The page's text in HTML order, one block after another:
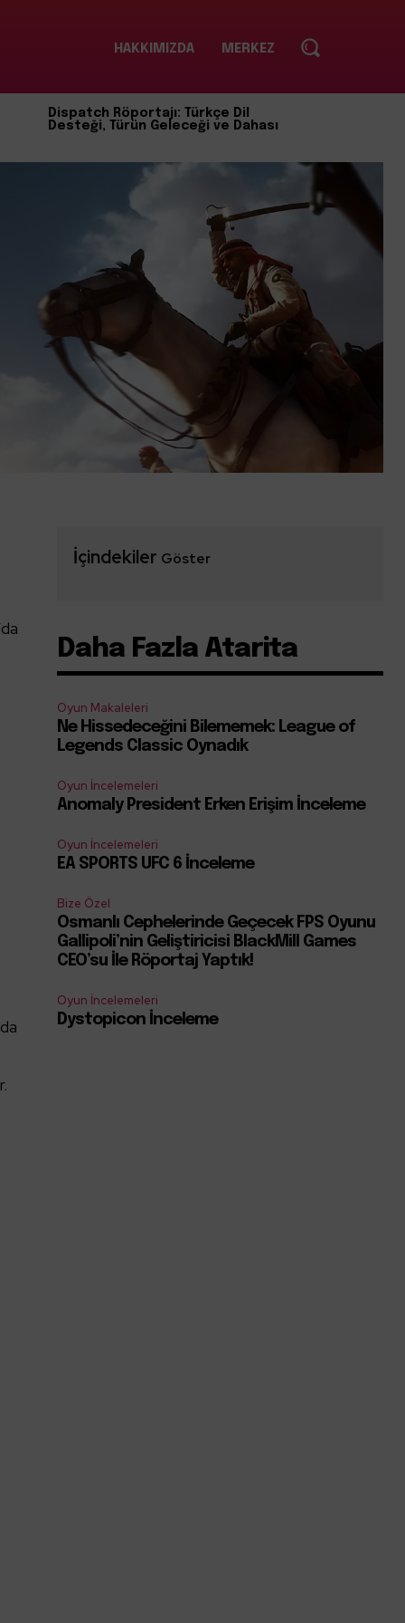
HAKKIMIZDA MERKEZ
Dispatch Röportajı: Türkçe Dil
Desteği, Türün Geleceği ve Dahası
İçindekiler Göster
Daha Fazla Atarita
Oyun Makaleleri
Ne Hissedeceğini Bilememek: League of
Legends Classic Oynadık
Oyun İncelemeleri
Anomaly President Erken Erişim İnceleme
Oyun İncelemeleri
EA SPORTS UFC 6 İnceleme
Bize Özel
Osmanlı Cephelerinde Geçecek FPS Oyunu
Gallipoli’nin Geliştiricisi BlackMill Games
CEO’su İle Röportaj Yaptık!
Oyun İncelemeleri
Dystopicon İnceleme